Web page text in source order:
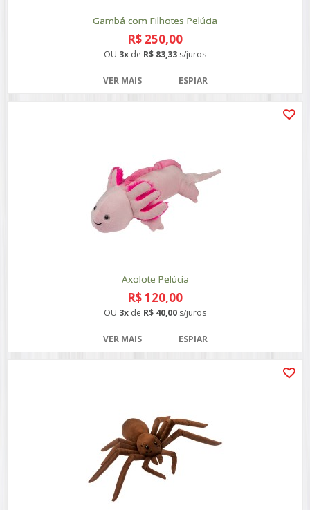
Gambá com Filhotes Pelúcia
R$ 250,00
OU 3x de R$ 83,33 s/juros
VER MAIS ESPIAR
Axolote Pelúcia
R$ 120,00
OU 3x de R$ 40,00 s/juros
VER MAIS ESPIAR